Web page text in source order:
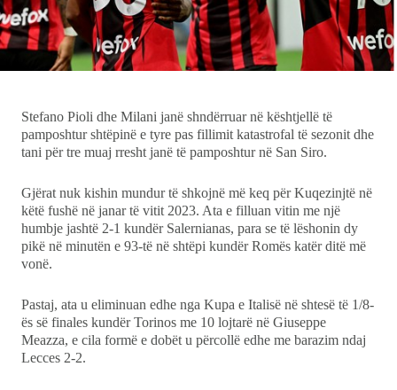
Teknologji
Udhëtime
Stefano Pioli dhe Milani janë shndërruar në kështjellë të
pamposhtur shtëpinë e tyre pas fillimit katastrofal të sezonit dhe
tani për tre muaj rresht janë të pamposhtur në San Siro.
Gjërat nuk kishin mundur të shkojnë më keq për Kuqezinjtë në
këtë fushë në janar të vitit 2023. Ata e filluan vitin me një
humbje jashtë 2-1 kundër Salernianas, para se të lëshonin dy
pikë në minutën e 93-të në shtëpi kundër Romës katër ditë më
vonë.
Pastaj, ata u eliminuan edhe nga Kupa e Italisë në shtesë të 1/8-
ës së finales kundër Torinos me 10 lojtarë në Giuseppe
Meazza, e cila formë e dobët u përcollë edhe me barazim ndaj
Lecces 2-2.